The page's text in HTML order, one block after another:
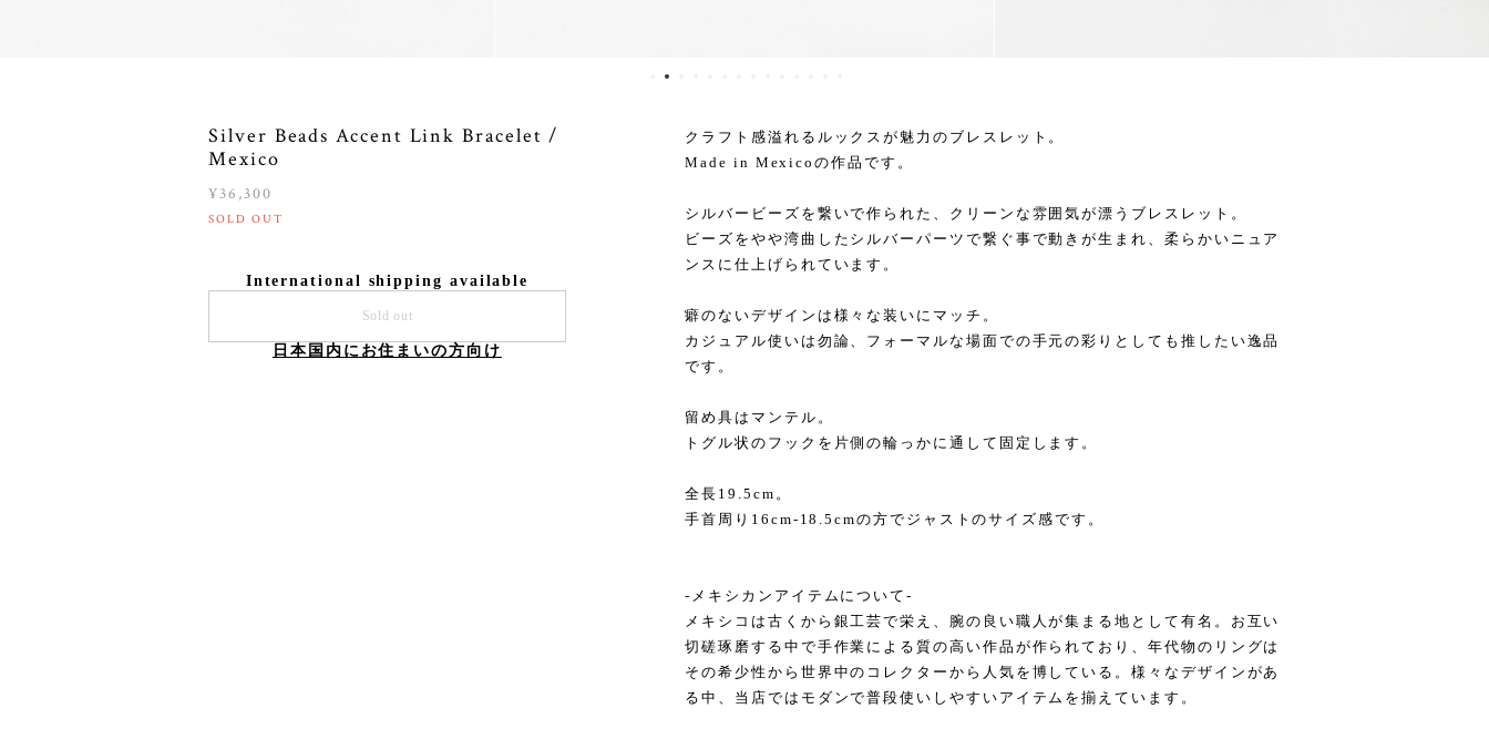
Silver Beads Accent Link Bracelet /
Mexico
¥36,300
SOLD OUT
International shipping available
Sold out
日本国内にお住まいの方向け
クラフト感溢れるルックスが魅力のブレスレット。
Made in Mexicoの作品です。
シルバービーズを繋いで作られた、クリーンな雰囲気が漂うブレスレット。
ビーズをやや湾曲したシルバーパーツで繋ぐ事で動きが生まれ、柔らかいニュア
ンスに仕上げられています。
癖のないデザインは様々な装いにマッチ。
カジュアル使いは勿論、フォーマルな場面での手元の彩りとしても推したい逸品
です。
留め具はマンテル。
トグル状のフックを片側の輪っかに通して固定します。
全長19.5cm。
手首周り16cm-18.5cmの方でジャストのサイズ感です。
-メキシカンアイテムについて-
メキシコは古くから銀工芸で栄え、腕の良い職人が集まる地として有名。お互い
切磋琢磨する中で手作業による質の高い作品が作られており、年代物のリングは
その希少性から世界中のコレクターから人気を博している。様々なデザインがあ
る中、当店ではモダンで普段使いしやすいアイテムを揃えています。